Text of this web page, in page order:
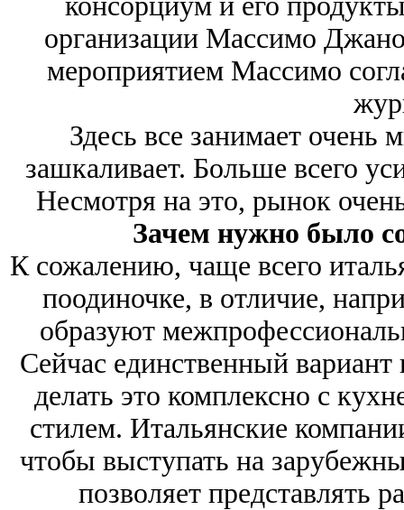
организации Массимо
мероприятием Массимо
Здесь все занимает очень
зашкаливает. Больше всего
Несмотря на это, рынок
Зачем нужно было
К сожалению, чаще всего
поодиночке, в отличие,
образуют
Сейчас единственный
делать это комплексно с
стилем. Итальянские
чтобы выступать на
позволяет представлять